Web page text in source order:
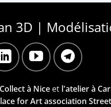
3D |
à Niceet l'atelier à
for Art association